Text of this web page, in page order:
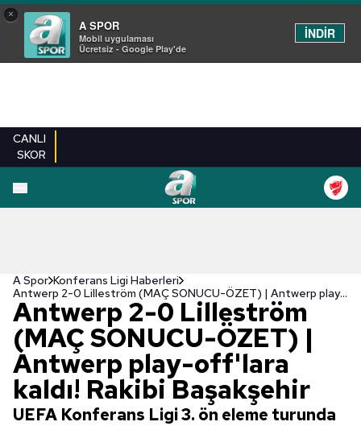
×
A SPOR
Mobil uygulaması
Ücretsiz - Google Play'de
İNDİR
CANLI
SKOR
A Spor Konferans Ligi Haberleri
Antwerp 2-0 Lilleström (MAÇ SONUCU-ÖZET) | Antwerp play-off'lara kaldı! Rakibi Başakşehir
Antwerp 2-0 Lilleström
(MAÇ SONUCU-ÖZET) |
Antwerp play-off'lara
kaldı! Rakibi Başakşehir
UEFA Konferans Ligi 3. ön eleme turunda